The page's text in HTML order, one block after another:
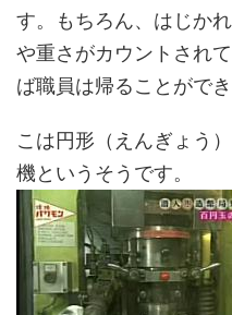
す。もちろん、はじか
や重さがカウントされ
ば職員は帰ることができ
こは円形（えんぎょう
機というそうです。